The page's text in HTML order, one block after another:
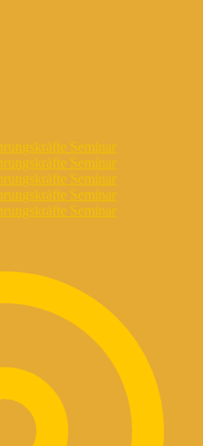
Seminar
Seminar
Seminar
Seminar
Seminar